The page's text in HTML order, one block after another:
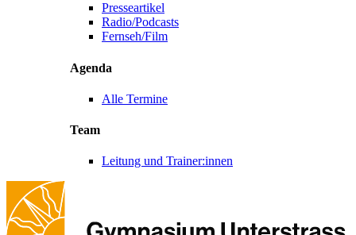
Presseartikel
Radio/Podcasts
Fernseh/Film
Agenda
Alle Termine
Team
Leitung und Trainer:innen